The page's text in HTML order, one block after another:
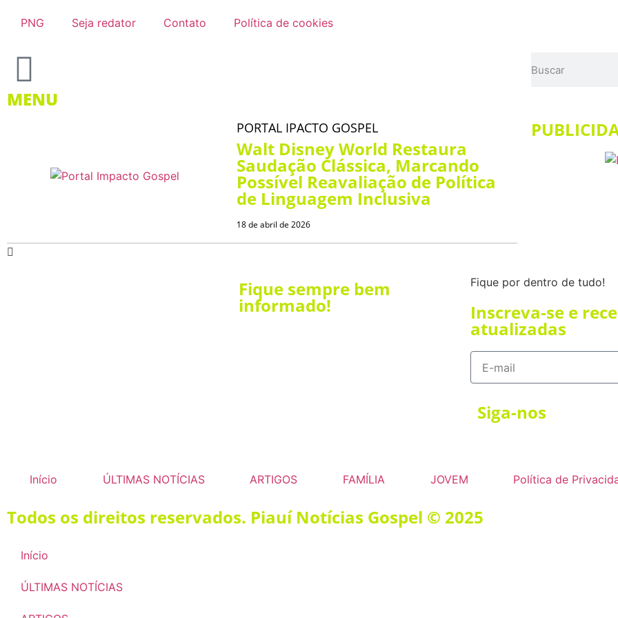
PNG Seja redator Contato Política de cookies
MENU
PORTAL IPACTO GOSPEL
Walt Disney World Restaura
Saudação Clássica, Marcando
Possível Reavaliação de Política
de Linguagem Inclusiva
18 de abril de 2026
Fique sempre bem
informado!
Fique por dentro de tudo!
Inscreva-se e
atualizadas
Siga-nos
Início ÚLTIMAS NOTÍCIAS ARTIGOS FAMÍLIA JOVEM Política de
Todos os direitos reservados. Piauí Notícias Gospel © 2025
Início
ÚLTIMAS NOTÍCIAS